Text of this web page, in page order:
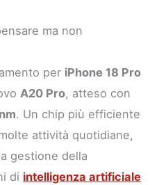
ma non
per iPhone 18 Pro
A20 Pro, atteso con
. Un chip più efficiente
attività quotidiane,
gestione della
di intelligenza artificiale